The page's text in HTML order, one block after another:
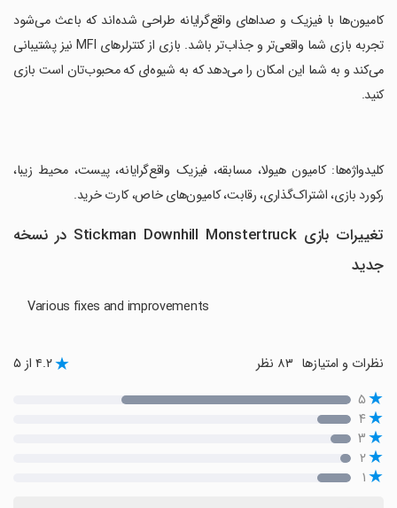
‏کامیون‌ها با فیزیک و صداهای واقع‌گرایانه طراحی شده‌اند که باعث می‌شود
تجربه بازی شما واقعی‌تر و جذاب‌تر باشد. بازی از کنترلرهای MFI نیز پشتیبانی
می‌کند و به شما این امکان را می‌دهد که به شیوه‌ای که محبوب‌تان است بازی
کنید.
‏کلیدواژه‌ها: کامیون هیولا، مسابقه، فیزیک واقع‌گرایانه، پیست، محیط زیبا،
رکورد بازی، اشتراک‌گذاری، رقابت، کامیون‌های خاص، کارت خرید.
تغییرات بازی Stickman Downhill Monstertruck در نسخه
جدید
Various fixes and improvements
نظرات و امتیازها ۴.۲ از ۵
۵
۴
۳
۲
۱